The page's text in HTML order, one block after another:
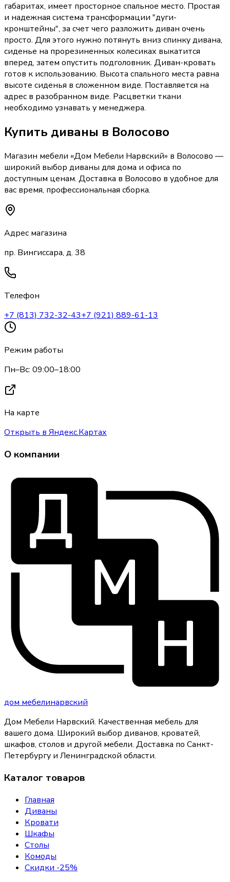
габаритах, имеет просторное спальное место. Простая
и надежная система трансформации "дуги-
кронштейны", за счет чего разложить диван очень
просто. Для этого нужно потянуть вниз спинку дивана,
сиденье на прорезиненных колесиках выкатится
вперед, затем опустить подголовник. Диван-кровать
готов к использованию. Высота спального места равна
высоте сиденья в сложенном виде. Поставляется на
адрес в разобранном виде. Расцветки ткани
необходимо узнавать у менеджера.
Купить диваны в Волосово
Магазин мебели «Дом Мебели Нарвский» в Волосово —
широкий выбор диваны для дома и офиса по
доступным ценам. Доставка в Волосово в удобное для
вас время, профессиональная сборка.
Адрес магазина
пр. Вингиссара, д. 38
Телефон
+7 (813) 732-32-43+7 (921) 889-61-13
Режим работы
Пн–Вс: 09:00–18:00
На карте
Открыть в Яндекс.Картах
О компании
дом мебелинарвский
Дом Мебели Нарвский. Качественная мебель для
вашего дома. Широкий выбор диванов, кроватей,
шкафов, столов и другой мебели. Доставка по Санкт-
Петербургу и Ленинградской области.
Каталог товаров
Главная
Диваны
Кровати
Шкафы
Столы
Комоды
Скидки -25%